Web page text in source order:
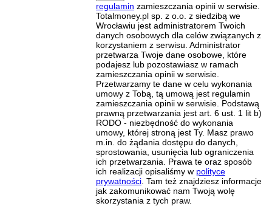
regulamin zamieszczania opinii w serwisie.
Totalmoney.pl sp. z o.o. z siedzibą we
Wrocławiu jest administratorem Twoich
danych osobowych dla celów związanych z
korzystaniem z serwisu. Administrator
przetwarza Twoje dane osobowe, które
podajesz lub pozostawiasz w ramach
zamieszczania opinii w serwisie.
Przetwarzamy te dane w celu wykonania
umowy z Tobą, tą umową jest regulamin
zamieszczania opinii w serwisie. Podstawą
prawną przetwarzania jest art. 6 ust. 1 lit b)
RODO - niezbędność do wykonania
umowy, której stroną jest Ty. Masz prawo
m.in. do żądania dostępu do danych,
sprostowania, usunięcia lub ograniczenia
ich przetwarzania. Prawa te oraz sposób
ich realizacji opisaliśmy w polityce
prywatności . Tam też znajdziesz informacje
jak zakomunikować nam Twoją wolę
skorzystania z tych praw.